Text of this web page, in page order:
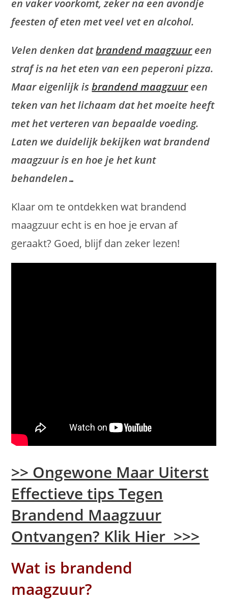
en vaker voorkomt, zeker na een avondje
feesten of eten met veel vet en alcohol.
Velen denken datbrandend maagzuureen
straf is na het eten van een peperoni pizza.
Maar eigenlijk isbrandend maagzuureen
teken van het lichaam dat het moeite heeft
met het verteren van bepaalde voeding.
Laten we duidelijk bekijken wat brandend
maagzuur is en hoe je het kunt
behandelen…
Klaar om te ontdekken wat brandend
maagzuur echt is en hoe je ervan af
geraakt? Goed, blijf dan zeker lezen!
>> Ongewone Maar Uiterst
Effectieve tips Tegen
Brandend Maagzuur
Ontvangen? Klik Hier >>>
Wat is brandend
maagzuur?